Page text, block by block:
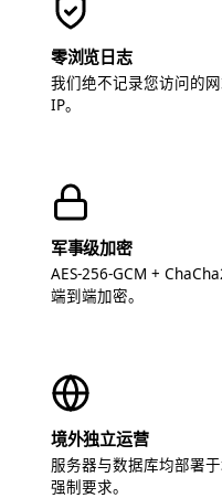
零浏览日志
我们绝不记录您访问的
IP。
军事级加密
AES-256-GCM +
端到端加密。
境外独立运营
服务器与数据库均部署
强制要求。